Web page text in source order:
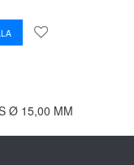
Ø 15,00 MM